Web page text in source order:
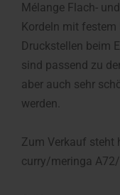
Mélange Flach-
Kordeln mit festem
Druckstellen beim
sind passend zu
aber auch sehr
werden.
Zum Verkauf steht
curry/meringa